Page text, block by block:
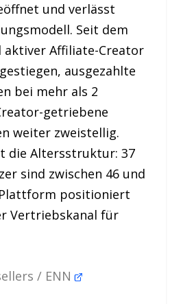
und verlässt
Seit dem
aktiver Affiliate-Creator
ausgezahlte
bei mehr als 2
getriebene
weiter zweistellig.
die Altersstruktur: 37
sind zwischen 46 und
Plattform positioniert
Vertriebskanal für
/ ENN